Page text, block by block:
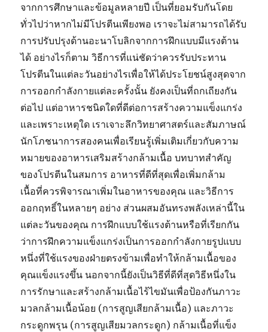
จากการศึกษาและข้อมูลหลายปี เป็นที่ยอมรับกันโดย
ทั่วไปว่าหากไม่มีโปรตีนเพียงพอ เราจะไม่สามารถได้รับ
การปรับปรุงด้านอะนาโบลิกจากการฝึกแบบมีแรงต้าน
ได้ อย่างไรก็ตาม วิธีการที่แน่ชัดว่าควรรับประทาน
โปรตีนในแต่ละวันอย่างไรเพื่อให้ได้ประโยชน์สูงสุดจาก
การออกกำลังกายแต่ละครั้งนั้น ยังคงเป็นที่ถกเถียงกัน
ต่อไป แต่อาหารชนิดใดที่ดีต่อการสร้างความแข็งแกร่ง
และเพราะเหตุใด เราเจาะลึกวิทยาศาสตร์และสัมภาษณ์
นักโภชนาการสองคนเพื่อเรียนรู้เพิ่มเติมเกี่ยวกับความ
หมายของอาหารเสริมสร้างกล้ามเนื้อ บทบาทสำคัญ
ของโปรตีนในสมการ อาหารที่ดีที่สุดเพื่อเพิ่มกล้าม
เนื้อที่ควรพิจารณาเพิ่มในอาหารของคุณ และวิธีการ
ออกฤทธิ์ในหลายๆ อย่าง ส่วนผสมอันทรงพลังเหล่านี้ใน
แต่ละวันของคุณ การฝึกแบบใช้แรงต้านหรือที่เรียกกัน
ว่าการฝึกความแข็งแกร่งเป็นการออกกำลังกายรูปแบบ
หนึ่งที่ใช้แรงของฝ่ายตรงข้ามเพื่อทำให้กล้ามเนื้อของ
คุณแข็งแรงขึ้น นอกจากนี้ยังเป็นวิธีที่ดีที่สุดวิธีหนึ่งใน
การรักษาและสร้างกล้ามเนื้อไร้ไขมันเพื่อป้องกันภาวะ
มวลกล้ามเนื้อน้อย (การสูญเสียกล้ามเนื้อ) และภาวะ
กระดูกพรุน (การสูญเสียมวลกระดูก) กล้ามเนื้อที่แข็ง